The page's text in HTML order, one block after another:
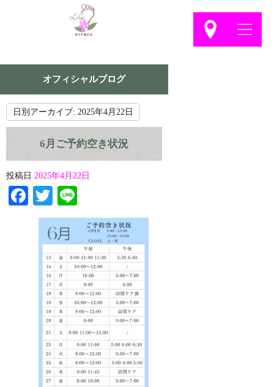
オフィシャルブログ
日別アーカイブ: 2025年4月22日
6月ご予約空き状況
投稿日 2025年4月22日
Facebook
Twitter